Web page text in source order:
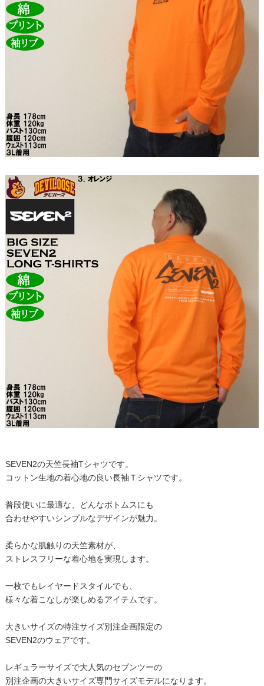
SEVEN2の天竺長袖Tシャツです。
コットン生地の着心地の良い長袖Ｔシャツです。
普段使いに最適な、どんなボトムスにも
合わせやすいシンプルなデザインが魅力。
柔らかな肌触りの天竺素材が、
ストレスフリーな着心地を実現します。
一枚でもレイヤードスタイルでも、
様々な着こなしが楽しめるアイテムです。
大きいサイズの特注サイズ別注企画限定の
SEVEN2のウェアです。
レギュラーサイズで大人気のセブンツーの
別注企画の大きいサイズ専門サイズモデルになります。